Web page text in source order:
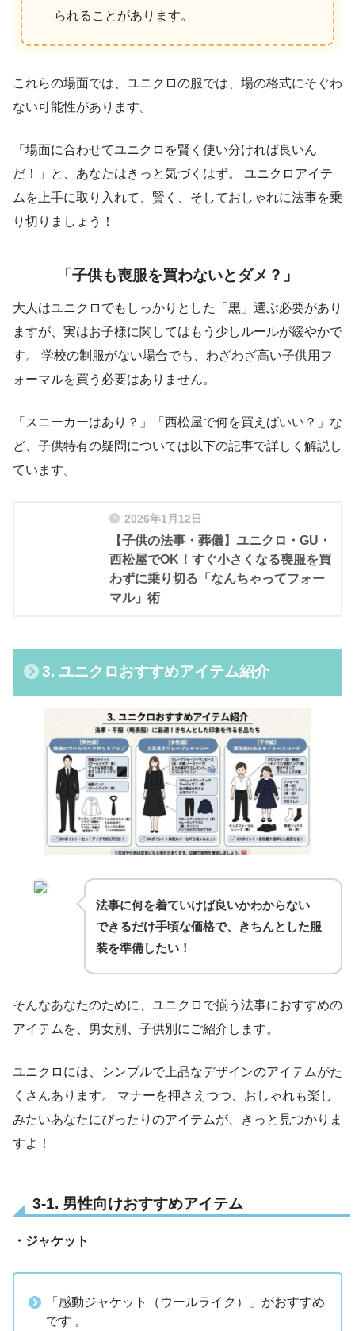
られることがあります。
これらの場面では、ユニクロの服では、場の格式にそぐわ
ない可能性があります。
「場面に合わせてユニクロを賢く使い分ければ良いん
だ！」と、あなたはきっと気づくはず。 ユニクロアイテ
ムを上手に取り入れて、賢く、そしておしゃれに法事を乗
り切りましょう！
「子供も喪服を買わないとダメ？」
大人はユニクロでもしっかりとした「黒」選ぶ必要があり
ますが、実はお子様に関してはもう少しルールが緩やかで
す。 学校の制服がない場合でも、わざわざ高い子供用フ
ォーマルを買う必要はありません。
「スニーカーはあり？」「西松屋で何を買えばいい？」な
ど、子供特有の疑問については以下の記事で詳しく解説し
ています。
2026年1月12日
【子供の法事・葬儀】ユニクロ・GU・
西松屋でOK！すぐ小さくなる喪服を買
わずに乗り切る「なんちゃってフォー
マル」術
3. ユニクロおすすめアイテム紹介
法事に何を着ていけば良いかわからない
できるだけ手頃な価格で、きちんとした服
装を準備したい！
そんなあなたのために、ユニクロで揃う法事におすすめの
アイテムを、男女別、子供別にご紹介します。
ユニクロには、シンプルで上品なデザインのアイテムがた
くさんあります。 マナーを押さえつつ、おしゃれも楽し
みたいあなたにぴったりのアイテムが、きっと見つかりま
すよ！
3-1. 男性向けおすすめアイテム
・ジャケット
「感動ジャケット（ウールライク）」がおすすめ
です 。